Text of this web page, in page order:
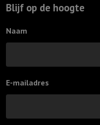
Blijf op de hoogte
Naam
E-mailadres